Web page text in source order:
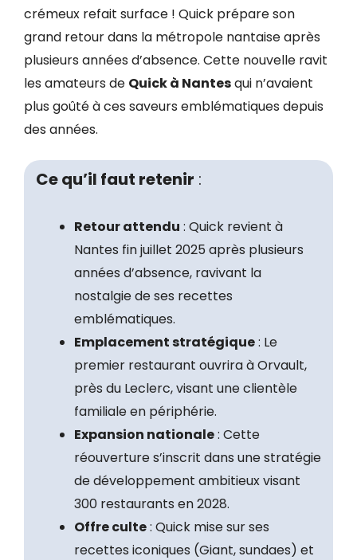
crémeux refait surface ! Quick prépare son
grand retour dans la métropole nantaise après
plusieurs années d’absence. Cette nouvelle ravit
les amateurs de Quick à Nantesqui n’avaient
plus goûté à ces saveurs emblématiques depuis
des années.
Ce qu’il faut retenir :
Retour attendu : Quick revient à
Nantes fin juillet 2025 après plusieurs
années d’absence, ravivant la
nostalgie de ses recettes
emblématiques.
Emplacement stratégique: Le
premier restaurant ouvrira à Orvault,
près du Leclerc, visant une clientèle
familiale en périphérie.
Expansion nationale: Cette
réouverture s’inscrit dans une stratégie
de développement ambitieux visant
300 restaurants en 2028.
Offre culte: Quick mise sur ses
recettes iconiques (Giant, sundaes) et